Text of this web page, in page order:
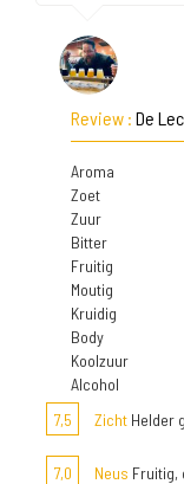
Review : De
Aroma
Zoet
Zuur
Bitter
Fruitig
Moutig
Kruidig
Body
Koolzuur
Alcohol
7,5
Zicht Helder
7,0 Neus Fruitig,